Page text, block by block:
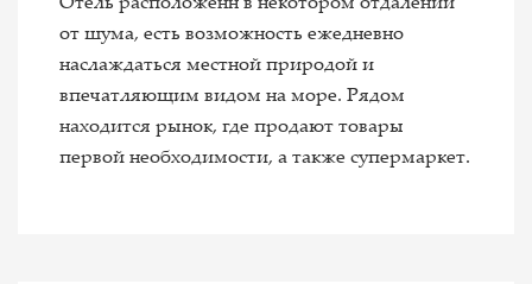
Отель расположенн в некотором отдалении
от шума, есть возможность ежедневно
наслаждаться местной природой и
впечатляющим видом на море. Рядом
находится рынок, где продают товары
первой необходимости, а также супермаркет.